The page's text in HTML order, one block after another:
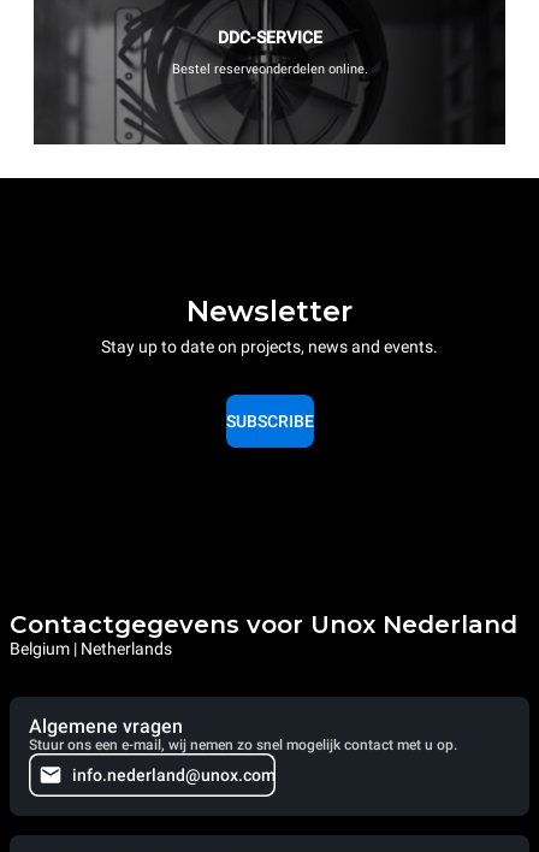
DDC-SERVICE
Bestel reserveonderdelen online.
Newsletter
Stay up to date on projects, news and events.
SUBSCRIBE
Contactgegevens voor Unox Nederland
Belgium | Netherlands
Algemene vragen
Stuur ons een e-mail, wij nemen zo snel mogelijk contact met u op.
info.nederland@unox.com